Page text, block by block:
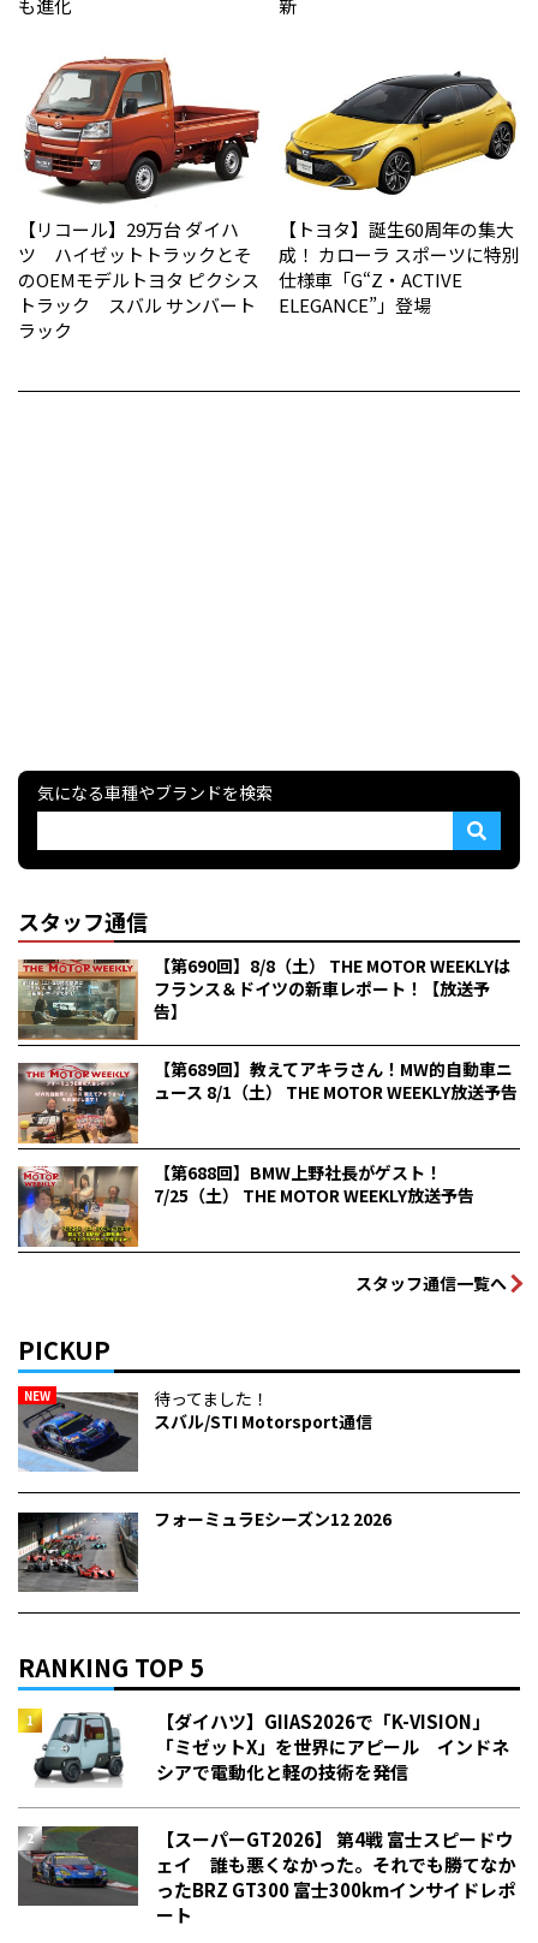
【リコール】29万台 ダイハ
ツ ハイゼットトラックとそ
のOEMモデルトヨタ ピクシス
トラック スバル サンバート
ラック
【トヨタ】誕生60周年の集大
成！ カローラ スポーツに特別
仕様車「G“Z・ACTIVE
ELEGANCE”」登場
気になる車種やブランドを検索
スタッフ通信
【第690回】8/8（土） THE MOTOR WEEKLYは
フランス＆ドイツの新車レポート！【放送予
告】
【第689回】教えてアキラさん！MW的自動車ニ
ュース 8/1（土） THE MOTOR WEEKLY放送予告
【第688回】BMW上野社長がゲスト！
7/25（土） THE MOTOR WEEKLY放送予告
スタッフ通信一覧へ
PICKUP
NEW
待ってました！
スバル/STI Motorsport通信
フォーミュラEシーズン12 2026
RANKING TOP 5
【ダイハツ】GIIAS2026で「K-VISION」
「ミゼットX」を世界にアピール インドネ
シアで電動化と軽の技術を発信
【スーパーGT2026】 第4戦 富士スピードウ
ェイ 誰も悪くなかった。それでも勝てなか
った――BRZ GT300 富士300kmインサイドレポ
ート